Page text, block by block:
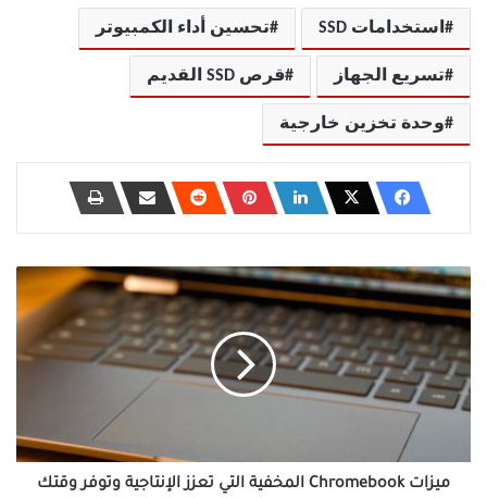
استخدامات SSD تحسين أداء الكمبيوتر
تسريع الجهاز قرص SSD القديم
وحدة تخزين خارجية
ميزات
Chromebook
المخفية
التي
تعزز
الإنتاجية
وتوفر
ميزات Chromebook المخفية التي تعزز الإنتاجية وتوفر وقتك